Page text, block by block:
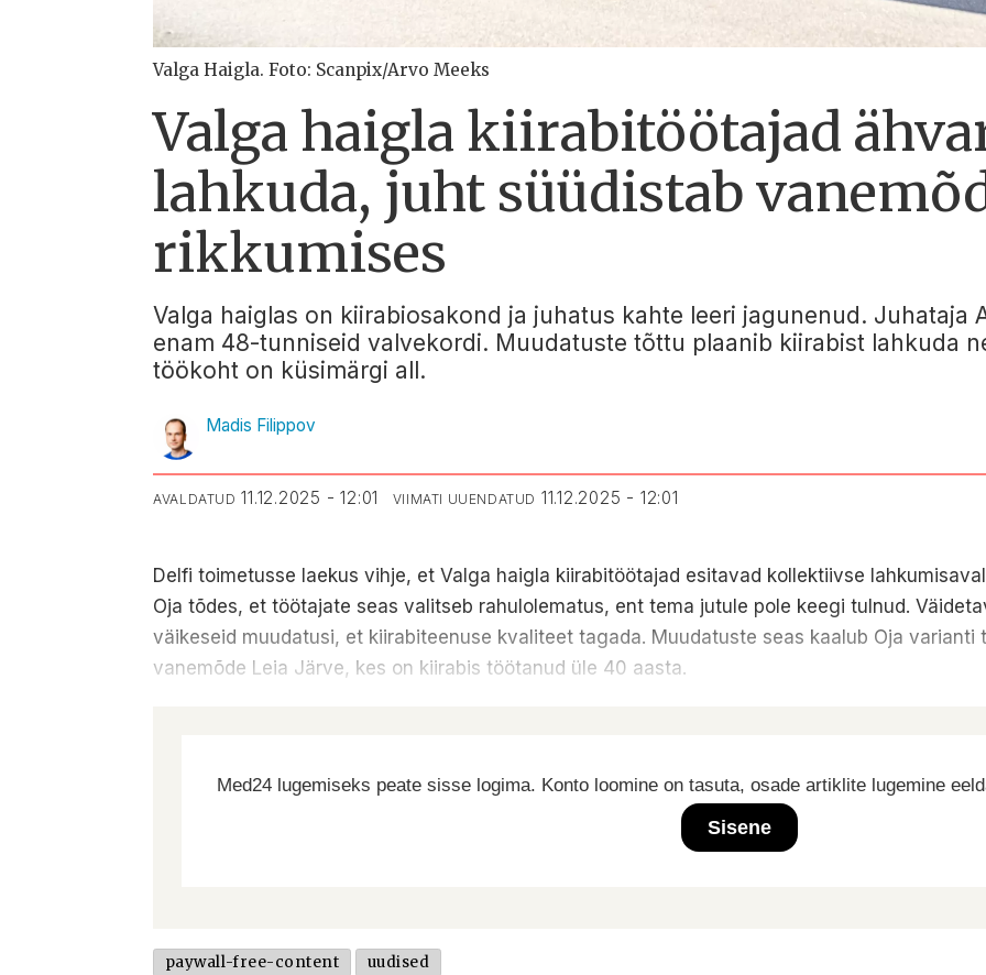
Valga Haigla. Foto: Scanpix/Arvo Meeks
Valga haigla kiirabitöötajad
lahkuda, juht süüdistab
rikkumises
Valga haiglas on kiirabiosakond ja juhatus kahte leeri jagunenud. Juhataja
enam 48-tunniseid valvekordi. Muudatuste tõttu plaanib kiirabist lahkuda
töökoht on küsimärgi all.
Madis Filippov
AVALDATUD 11.12.2025 - 12:01 VIIMATI UUENDATUD 11.12.2025 - 12:01
Delfi toimetusse laekus vihje, et Valga haigla kiirabitöötajad esitavad kollektiivse
Oja tõdes, et töötajate seas valitseb rahulolematus, ent tema jutule pole keegi tulnud.
väikeseid muudatusi, et kiirabiteenuse kvaliteet tagada. Muudatuste seas kaalub Oja varianti
vanemõde Leia Järve, kes on kiirabis töötanud üle 40 aasta.
Med24 lugemiseks peate sisse logima. Konto loomine on tasuta, osade artiklite lugemine
Sisene
paywall-free-content uudised